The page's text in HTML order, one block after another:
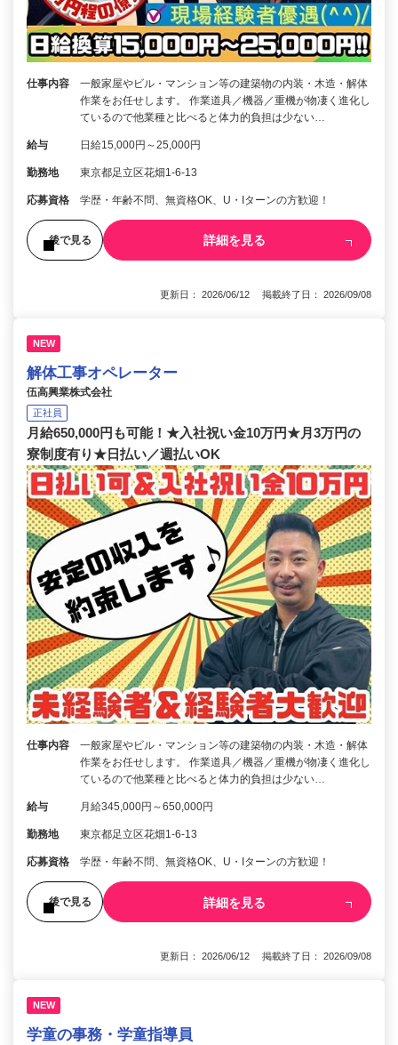
仕事内容
一般家屋やビル・マンション等の建築物の内装・木造・解体
作業をお任せします。 作業道具／機器／重機が物凄く進化し
ているので他業種と比べると体力的負担は少ない…
給与 日給15,000円～25,000円
勤務地 東京都足立区花畑1-6-13
応募資格 学歴・年齢不問、無資格OK、U・Iターンの方歓迎！
後で見る 詳細を見る
更新日： 2026/06/12 掲載終了日： 2026/09/08
NEW
解体工事オペレーター
伍高興業株式会社
正社員
月給650,000円も可能！★入社祝い金10万円★月3万円の
寮制度有り★日払い／週払いOK
仕事内容
一般家屋やビル・マンション等の建築物の内装・木造・解体
作業をお任せします。 作業道具／機器／重機が物凄く進化し
ているので他業種と比べると体力的負担は少ない…
給与 月給345,000円～650,000円
勤務地 東京都足立区花畑1-6-13
応募資格 学歴・年齢不問、無資格OK、U・Iターンの方歓迎！
後で見る 詳細を見る
更新日： 2026/06/12 掲載終了日： 2026/09/08
NEW
学童の事務・学童指導員